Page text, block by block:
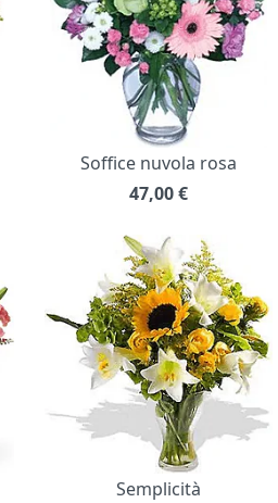
Soffice nuvola rosa
47,00€
Semplicità